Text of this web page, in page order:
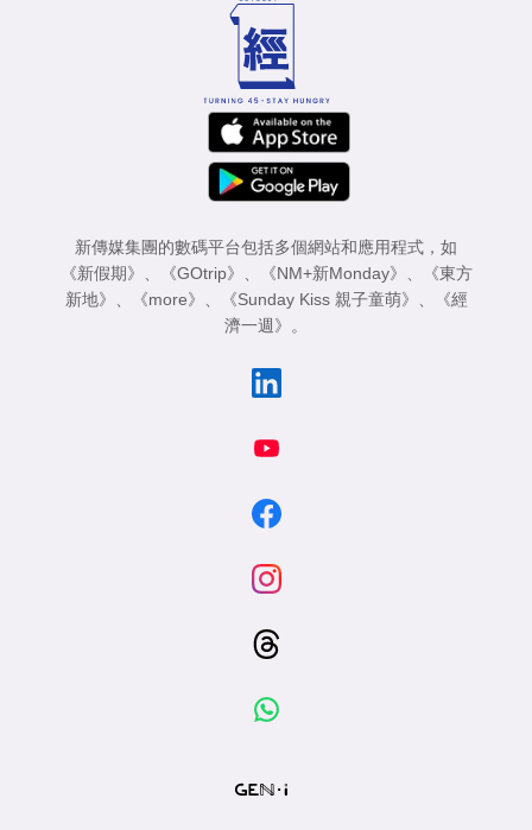
新傳媒集團的數碼平台包括多個網站和應用程式，如
《新假期》
《GOtrip》 《NM+新Monday》
《東方
新地》
《more》 《Sunday Kiss 親子童萌》
《經
濟一週》
。